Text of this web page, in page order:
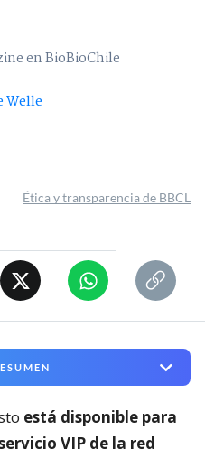
en BioBioChile
Welle
Ética y transparencia de BBCL
está disponible para
VIP de la red